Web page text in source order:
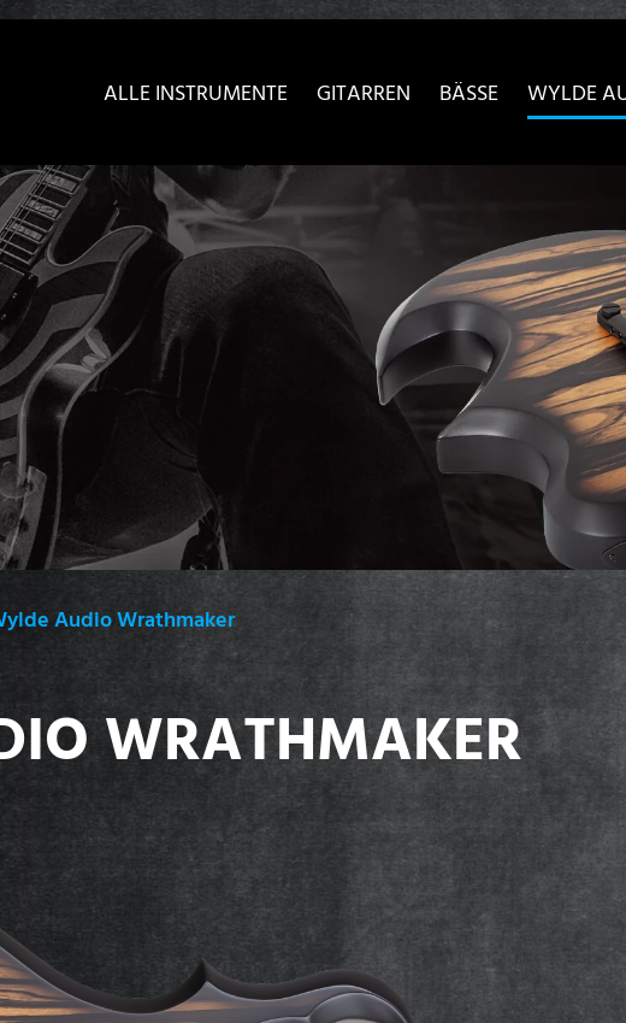
Zeige besser passende Version dieser SeiteDiese Meldung nicht
ALLE INSTRUMENTE GITARREN BÄSSE WYLDE
Audio Wrathmaker
WRATHMAKER